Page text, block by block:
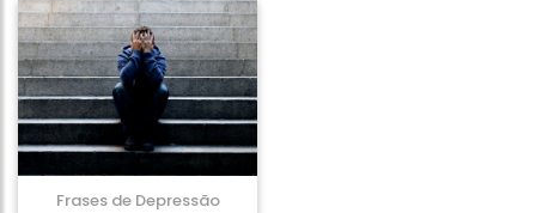
Frases de Depressão